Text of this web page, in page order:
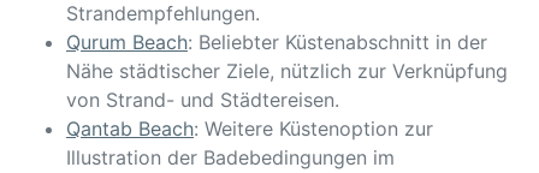
Strandempfehlungen.
Qurum Beach: Beliebter Küstenabschnitt in der
Nähe städtischer Ziele, nützlich zur Verknüpfung
von Strand- und Städtereisen.
Qantab Beach: Weitere Küstenoption zur
Illustration der Badebedingungen im